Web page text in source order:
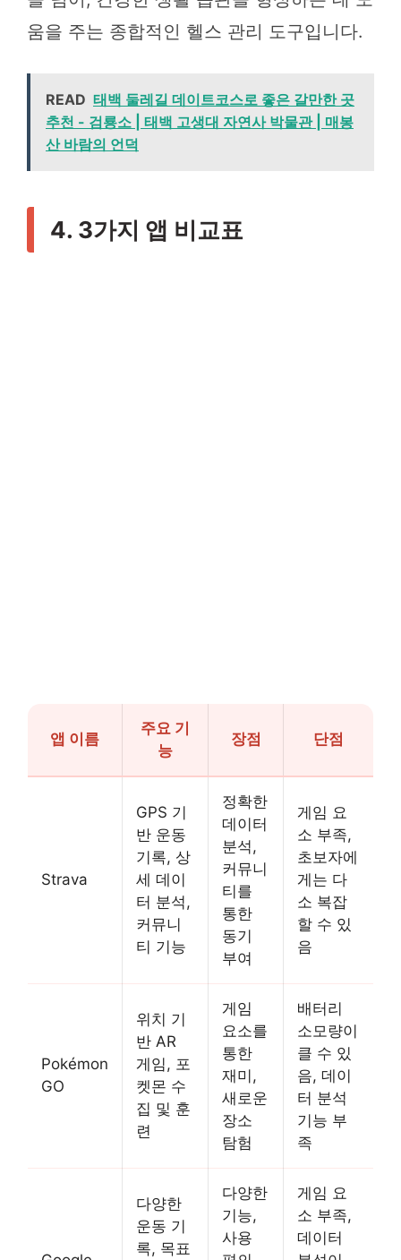
움을 주는 종합적인 헬스 관리 도구입니다.
READ 태백 둘레길 데이트코스로 좋은 갈만한 곳
추천 - 검룡소 | 태백 고생대 자연사 박물관 | 매봉
산 바람의 언덕
4. 3가지 앱 비교표
앱 이름
주요 기
능
장점 단점
Strava
GPS 기
반 운동
기록, 상
세 데이
터 분석,
커뮤니
티 기능
정확한
데이터
분석,
커뮤니
티를
통한
동기
부여
게임 요
소 부족,
초보자에
게는 다
소 복잡
할 수 있
음
Pokémon
GO
위치 기
반 AR
게임, 포
켓몬 수
집 및 훈
련
게임
요소를
통한
재미,
새로운
장소
탐험
배터리
소모량이
클 수 있
음, 데이
터 분석
기능 부
족
다양한
운동 기
록, 목표
다양한
기능,
사용
게임 요
소 부족,
데이터